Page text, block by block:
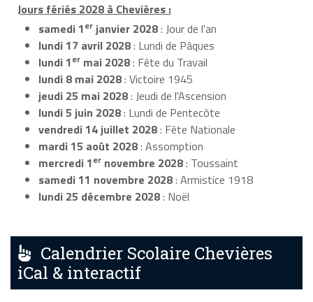
Jours fériés 2028 à Chevières :
samedi 1er janvier 2028: Jour de l'an
lundi 17 avril 2028: Lundi de Pâques
lundi 1er mai 2028: Fête du Travail
lundi 8 mai 2028: Victoire 1945
jeudi 25 mai 2028: Jeudi de l'Ascension
lundi 5 juin 2028: Lundi de Pentecôte
vendredi 14 juillet 2028: Fête Nationale
mardi 15 août 2028: Assomption
mercredi 1er novembre 2028: Toussaint
samedi 11 novembre 2028: Armistice 1918
lundi 25 décembre 2028: Noël
Calendrier Scolaire Chevières
iCal & interactif